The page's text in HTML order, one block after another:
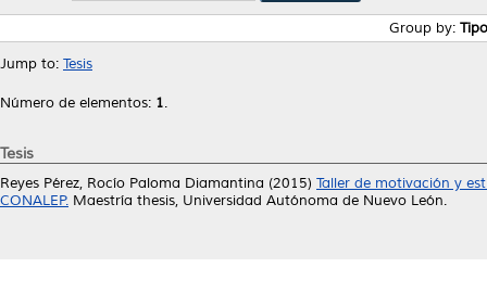
Group by:
Jump to: Tesis
Número de elementos: 1.
Tesis
Reyes Pérez, Rocío Paloma Diamantina (2015) Taller de motivación y
CONALEP. Maestría thesis, Universidad Autónoma de Nuevo León.